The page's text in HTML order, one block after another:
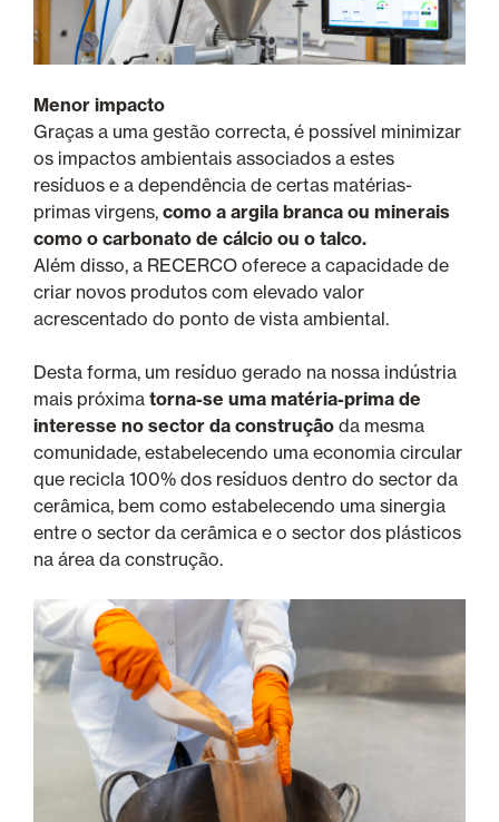
Menor impacto
Graças a uma gestão correcta, é possível minimizar
os impactos ambientais associados a estes
resíduos e a dependência de certas matérias-
primas virgens, como a argila branca ou minerais
como o carbonato de cálcio ou o talco.
Além disso, a RECERCO oferece a capacidade de
criar novos produtos com elevado valor
acrescentado do ponto de vista ambiental.
Desta forma, um resíduo gerado na nossa indústria
mais próxima torna-se uma matéria-prima de
interesse no sector da construção da mesma
comunidade, estabelecendo uma economia circular
que recicla 100% dos resíduos dentro do sector da
cerâmica, bem como estabelecendo uma sinergia
entre o sector da cerâmica e o sector dos plásticos
na área da construção.